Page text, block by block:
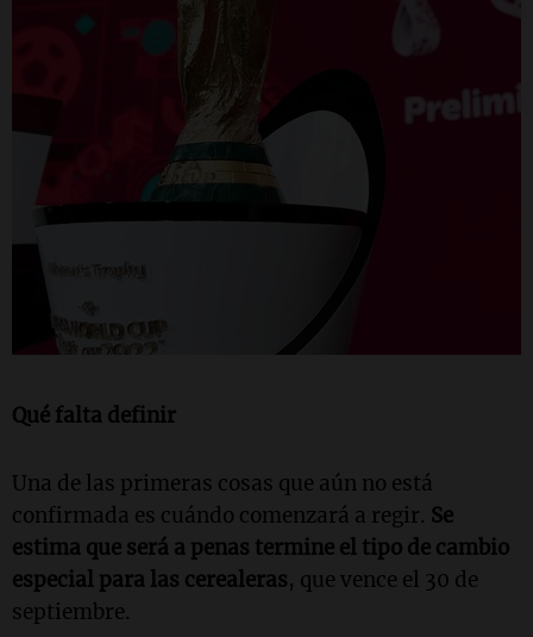
Qué falta definir
Una de las primeras cosas que aún no está
confirmada es cuándo comenzará a regir. Se
estima que será a penas termine el tipo de cambio
especial para las cerealeras, que vence el 30 de
septiembre.